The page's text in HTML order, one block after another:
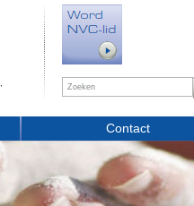
Contact